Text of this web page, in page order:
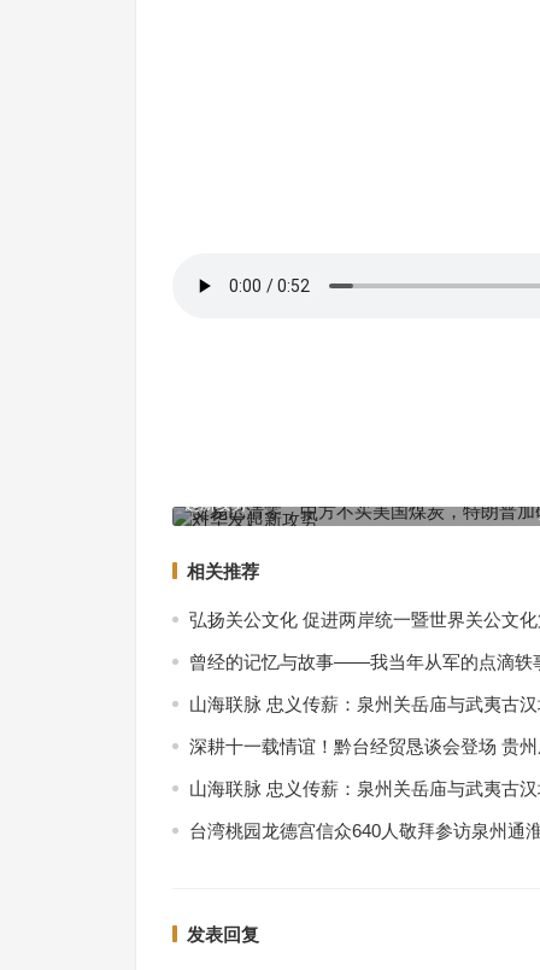
上一篇
起新攻势
相关推荐
弘扬关公文化 促进两岸统一暨世界关公文
曾经的记忆与故事——我当年从军的点滴轶
山海联脉 忠义传薪：泉州关岳庙与武夷古
深耕十一载情谊！黔台经贸恳谈会登场 贵
山海联脉 忠义传薪：泉州关岳庙与武夷古
台湾桃园龙德宫信众640人敬拜参访泉州通
发表回复